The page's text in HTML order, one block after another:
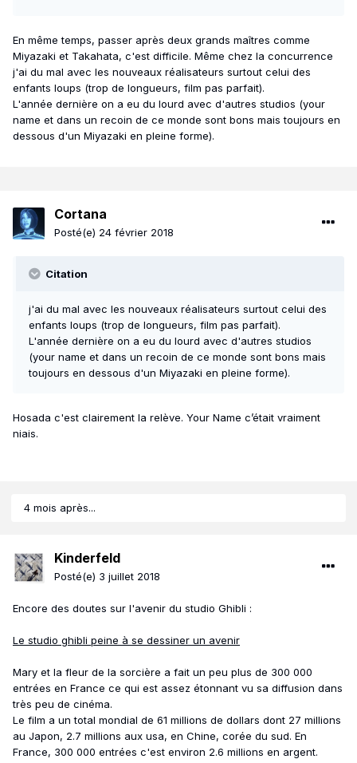
En même temps, passer après deux grands maîtres comme
Miyazaki et Takahata, c'est difficile. Même chez la concurrence
j'ai du mal avec les nouveaux réalisateurs surtout celui des
enfants loups (trop de longueurs, film pas parfait).
L'année dernière on a eu du lourd avec d'autres studios (your
name et dans un recoin de ce monde sont bons mais toujours en
dessous d'un Miyazaki en pleine forme).
Cortana
Posté(e) 24 février 2018
Citation
j'ai du mal avec les nouveaux réalisateurs surtout celui des
enfants loups (trop de longueurs, film pas parfait).
L'année dernière on a eu du lourd avec d'autres studios
(your name et dans un recoin de ce monde sont bons mais
toujours en dessous d'un Miyazaki en pleine forme).
Hosada c'est clairement la relève. Your Name c’était vraiment
niais.
4 mois après...
Kinderfeld
Posté(e) 3 juillet 2018
Encore des doutes sur l'avenir du studio Ghibli :
Le studio ghibli peine à se dessiner un avenir
Mary et la fleur de la sorcière a fait un peu plus de 300 000
entrées en France ce qui est assez étonnant vu sa diffusion dans
très peu de cinéma.
Le film a un total mondial de 61 millions de dollars dont 27 millions
au Japon, 2.7 millions aux usa, en Chine, corée du sud. En
France, 300 000 entrées c'est environ 2.6 millions en argent.